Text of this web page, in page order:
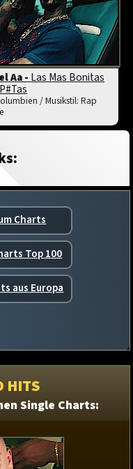
Aa -Las Mas Bonitas
/ Musikstil: Rap
Charts
Top 100
aus Europa
HITS
Single Charts: